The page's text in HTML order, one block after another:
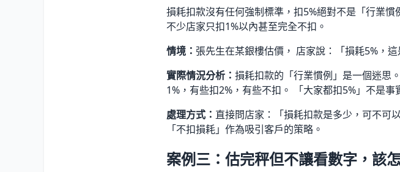
損耗扣款沒有任何強制標準，扣5%絕對不是「行業
不少店家只扣1%以內甚至完全不扣。
情境： 張先生在某銀樓估價， 店家說：「損耗5%，
實際情況分析： 損耗扣款的「行業慣例」是一個迷思
1%，有些扣2%，有些不扣。 「大家都扣5%」不是事
處理方式： 直接問店家：「損耗扣款是多少，可不可
「不扣損耗」作為吸引客戶的策略。
案例三：估完秤但不讓看數字，該